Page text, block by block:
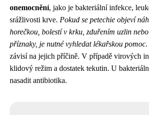
onemocnění, jako je bakteriální infekce,
srážlivosti krve. Pokud se petechie objeví
horečkou, bolestí v krku, zduřením uzlin
příznaky, je nutné vyhledat lékařskou pomoc.
závisí na jejich příčině. V případě virových
klidový režim a dostatek tekutin. U
nasadit antibiotika.